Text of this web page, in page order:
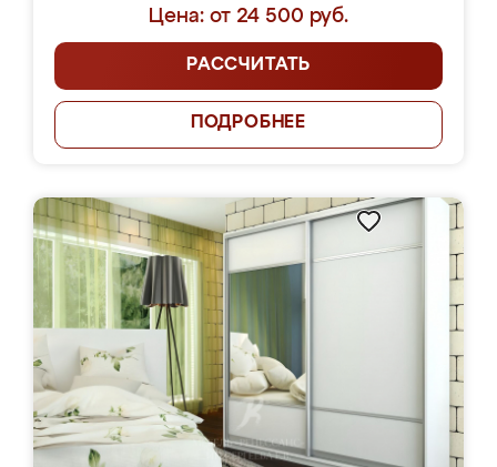
Цена: от 24 500 руб.
РАССЧИТАТЬ
ПОДРОБНЕЕ